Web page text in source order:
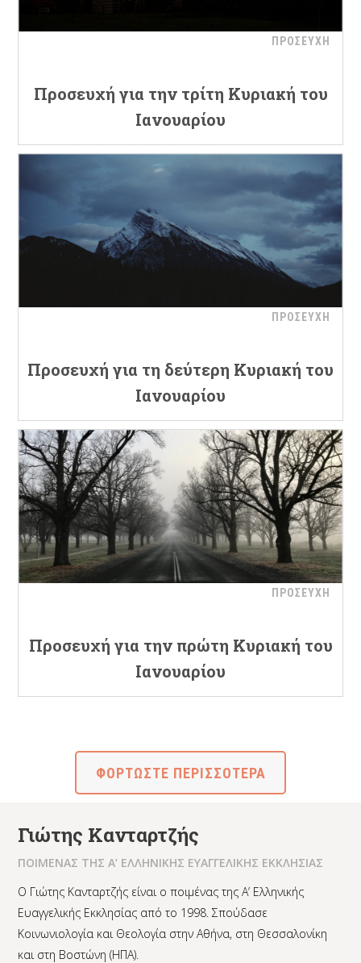
ΠΡΟΣΕΥΧΗ
Προσευχή για την τρίτη Κυριακή του
Ιανουαρίου
ΠΡΟΣΕΥΧΗ
Προσευχή για τη δεύτερη Κυριακή του
Ιανουαρίου
ΠΡΟΣΕΥΧΗ
Προσευχή για την πρώτη Κυριακή του
Ιανουαρίου
ΦΟΡΤΩΣΤΕ ΠΕΡΙΣΣΟΤΕΡΑ
Γιώτης Κανταρτζής
ΠΟΙΜΕΝΑΣ ΤΗΣ Α’ ΕΛΛΗΝΙΚΗΣ ΕΥΑΓΓΕΛΙΚΗΣ ΕΚΚΛΗΣΙΑΣ
Ο Γιώτης Κανταρτζής είναι ο ποιμένας της Α’ Ελληνικής
Ευαγγελικής Εκκλησίας από το 1998. Σπούδασε
Κοινωνιολογία και Θεολογία στην Αθήνα, στη Θεσσαλονίκη
και στη Βοστώνη (ΗΠΑ).